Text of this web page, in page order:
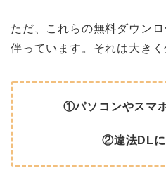
ただ、これらの無料ダウン
伴っています。それは大きく
①パソコンやスマ
②違法DLに